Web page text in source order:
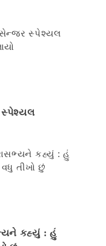
સ્પેશ્યલ
કહ્યું : હું